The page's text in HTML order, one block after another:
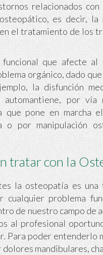
relacionados
es decir,
el tratamiento de los
que afecte al
orgánico, dado
la disfunción
automantiene, por vía
que pone en marcha
o por manipulación
tratar con la
la osteopatía es
cualquier problema
de nuestro campo de
al profesional
Para poder entenderlo
mandibulares,